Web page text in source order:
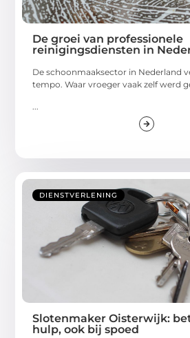
De groei van professionele
reinigingsdiensten in
De schoonmaaksector in Nederland
tempo. Waar vroeger vaak zelf werd
...
DIENSTVERLENING
Slotenmaker Oisterwijk:
hulp, ook bij spoed